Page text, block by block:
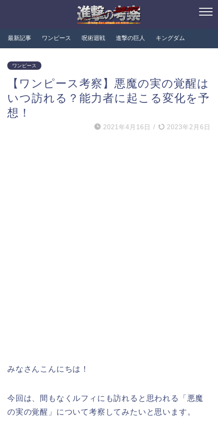
最新記事 ワンピース 呪術迴戦 進撃の巨人 キングダム
ワンピース
【ワンピース考察】悪魔の実の覚醒は
いつ訪れる？能力者に起こる変化を予
想！
2021年4月16日 / 2023年2月6日
みなさんこんにちは！
今回は、間もなくルフィにも訪れると思われる「悪魔
の実の覚醒」について考察してみたいと思います。